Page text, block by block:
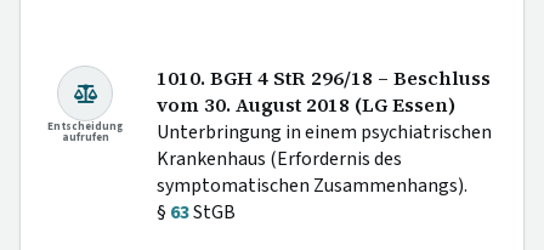
Entscheidung
aufrufen
1010. BGH 4 StR 296/18 – Beschluss
vom 30. August 2018 (LG Essen)
Unterbringung in einem psychiatrischen
Krankenhaus (Erfordernis des
symptomatischen Zusammenhangs).
§ 63StGB